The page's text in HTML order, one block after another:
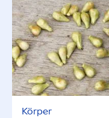
Körper